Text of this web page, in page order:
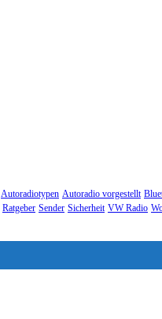
Autoradiotypen Autoradio vorgestellt
Ratgeber Sender Sicherheit VW Radio